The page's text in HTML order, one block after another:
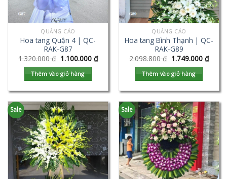
QUẢNG CÁO
Hoa tang Quận 4 | QC-
RAK-G87
1.320.000₫ 1.100.000 ₫
Thêm vào giỏ hàng
QUẢNG CÁO
Hoa tang Bình Thạnh | QC-
RAK-G89
2.098.800₫ 1.749.000 ₫
Thêm vào giỏ hàng
Sale Sale